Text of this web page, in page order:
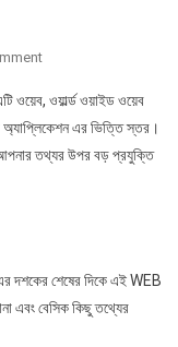
On
3.0!
কি
এবং
1.0,
WEB
ওয়েব, ওয়ার্ল্ড ওয়াইড ওয়েব
অ্যাপ্লিকেশন এর ভিত্তি স্তর।
আপনার তথ্যর উপর বড় প্রযুক্তি
দশকের শেষের দিকে এই WEB
এবং বেসিক কিছু তথ্যের